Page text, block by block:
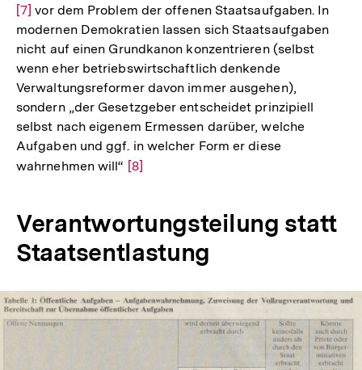
[7] vor dem Problem der offenen Staatsaufgaben. In
modernen Demokratien lassen sich Staatsaufgaben
nicht auf einen Grundkanon konzentrieren (selbst
wenn eher betriebswirtschaftlich denkende
Verwaltungsreformer davon immer ausgehen),
sondern „der Gesetzgeber entscheidet prinzipiell
selbst nach eigenem Ermessen darüber, welche
Aufgaben und ggf. in welcher Form er diese
wahrnehmen will“ Zur
Fußnote
[8]
Verantwortungsteilung statt
Staatsentlastung